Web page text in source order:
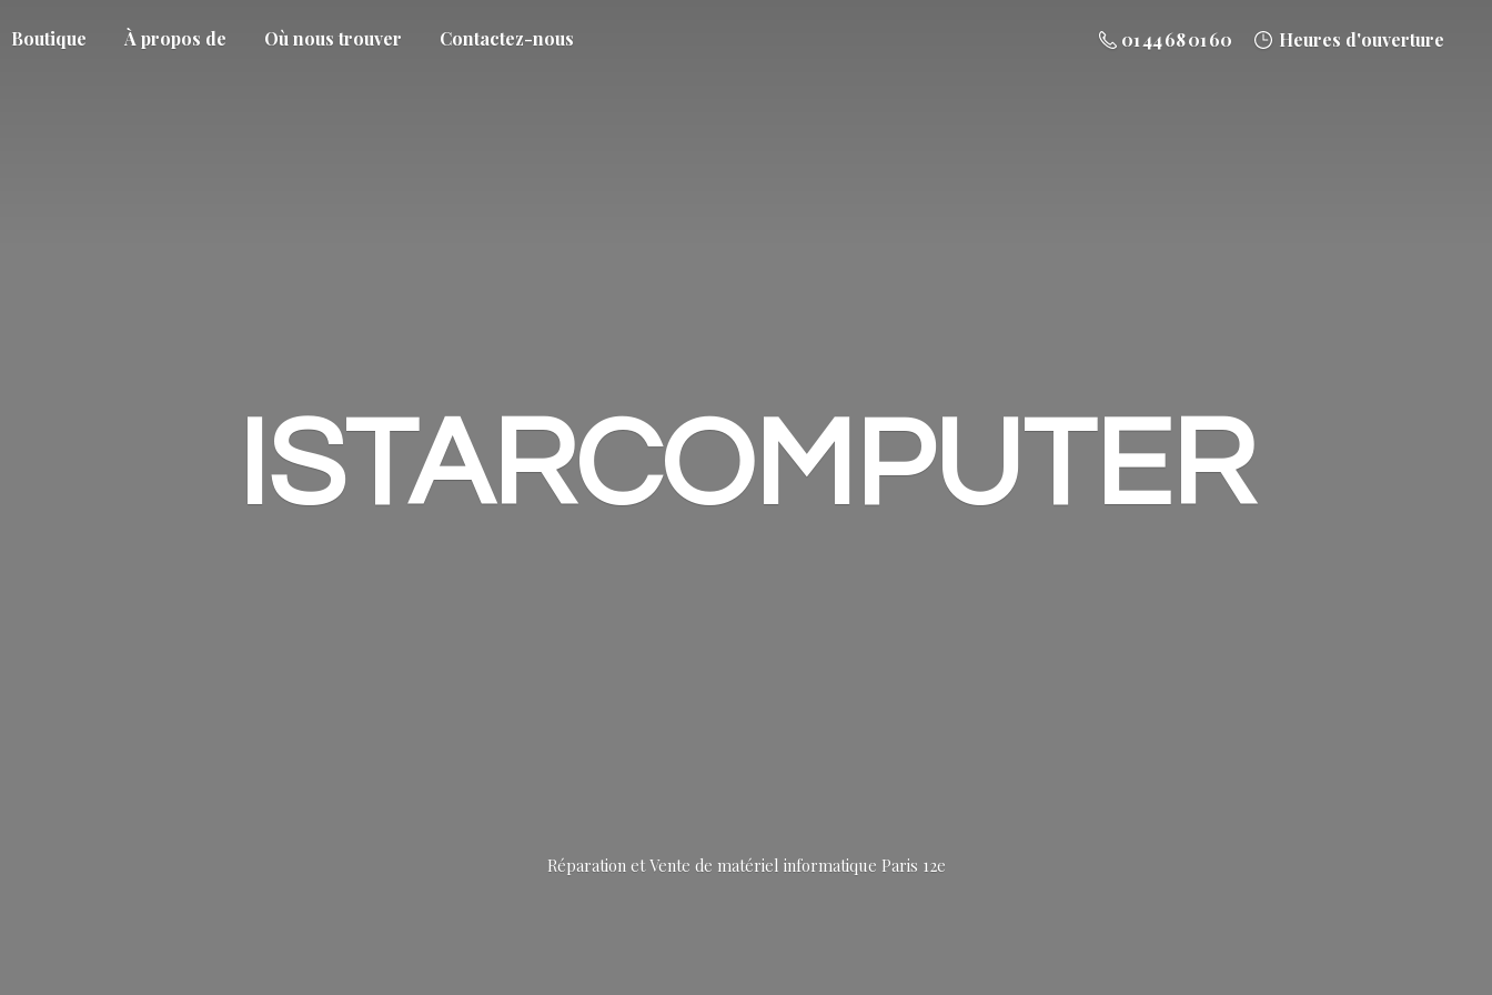
Boutique À propos de Où nous trouver Contactez-nous 01 44 68 01 60 Heures d'ouverture
ISTARCOMPUTER
Réparation et Vente de matériel informatique Paris 12e